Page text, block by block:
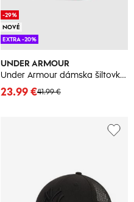
UNDER ARMOUR
Under Armour dámska šiltovka Blitzing Low ADJ
41.99 €
23.99 €
-29%
NOVÉ
EXTRA -20%